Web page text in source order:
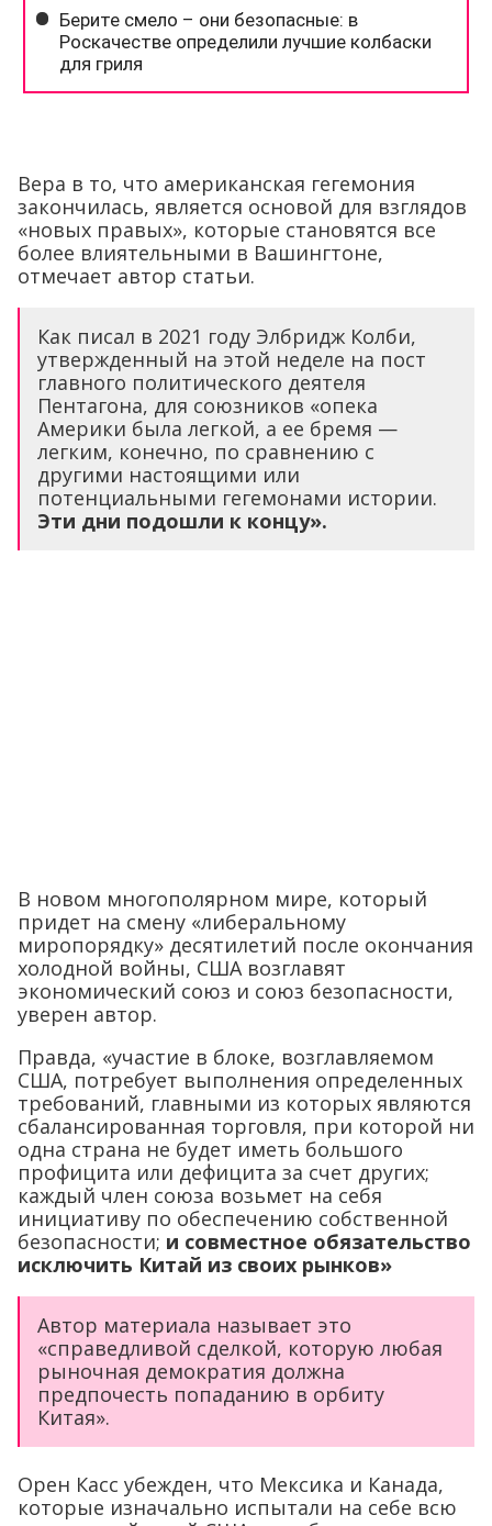
Вера в то, что американская гегемония
закончилась, является основой для взглядов
«новых правых», которые становятся все
более влиятельными в Вашингтоне,
отмечает автор статьи.
Как писал в 2021 году Элбридж Колби,
утвержденный на этой неделе на пост
главного политического деятеля
Пентагона, для союзников «опека
Америки была легкой, а ее бремя —
легким, конечно, по сравнению с
другими настоящими или
потенциальными гегемонами истории.
Эти дни подошли к концу».
В новом многополярном мире, который
придет на смену «либеральному
миропорядку» десятилетий после окончания
холодной войны, США возглавят
экономический союз и союз безопасности,
уверен автор.
Правда, «участие в блоке, возглавляемом
США, потребует выполнения определенных
требований, главными из которых являются
сбалансированная торговля, при которой ни
одна страна не будет иметь большого
профицита или дефицита за счет других;
каждый член союза возьмет на себя
инициативу по обеспечению собственной
безопасности; и совместное обязательство
исключить Китай из своих рынков»
Автор материала называет это
«справедливой сделкой, которую любая
рыночная демократия должна
предпочесть попаданию в орбиту
Китая».
Орен Касс убежден, что Мексика и Канада,
которые изначально испытали на себе всю